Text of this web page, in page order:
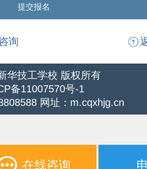
询
华技工学校 版权所有
备11007570号-1
网址：m.cqxhjg.cn
在线咨询